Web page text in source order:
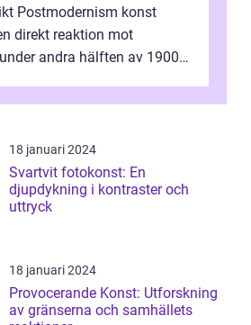
Postmodernism konst
direkt reaktion mot
andra hälften av 1900-
18 januari 2024
Svartvit fotokonst: En
djupdykning i kontraster och
uttryck
18 januari 2024
Provocerande Konst: Utforskning
av gränserna och samhällets